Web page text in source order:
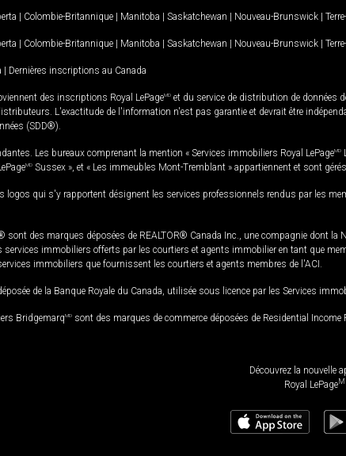
| Colombie-Britannique | Manitoba | Saskatchewan | Nouveau-Brunswick |
| Colombie-Britannique | Manitoba | Saskatchewan | Nouveau-Brunswick |
| Dernières inscriptions au Canada
des inscriptions Royal LePageMD et du service de distribution de données
L'exactitude de l'information n'est pas garantie et devrait être
(SDD®).
Les bureaux comprenant la mention « Services immobiliers Royal LePageMD
MD Sussex », et « Les immeubles Mont-Tremblant » appartiennent et sont
logos qui s'y rapportent désignent les services professionnels rendus par les
sont des marques déposées de REALTOR® Canada Inc., une compagnie dont
services immobiliers offerts par les courtiers et agents immobilier en tant que
immobiliers que fournissent les courtiers et agents membres de l'ACI.
de la Banque Royale du Canada, utilisée sous licence par les Services
BridgemarqMD sont des marques de commerce déposées de Residential
Découvrez la nouvelle
Royal LePage